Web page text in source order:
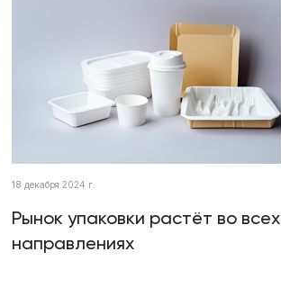
18 декабря 2024 г.
Рынок упаковки растёт во всех
направлениях